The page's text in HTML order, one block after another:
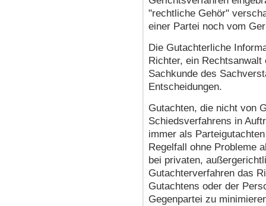
"rechtliche Gehör"
einer Partei noch vom
Die Gutachterliche
Richter, ein
Sachkunde des
Entscheidungen.
Gutachten, die nicht von
Schiedsverfahrens in
immer als
Regelfall ohne Probleme
bei privaten,
Gutachterverfahren das
Gutachtens oder der
Gegenpartei zu